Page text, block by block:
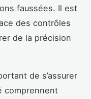
faussées. Il est
des contrôles
de la précision
de s’assurer
comprennent